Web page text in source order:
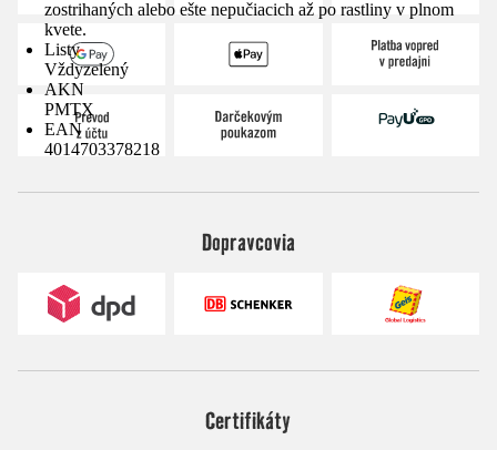
zostrihaných alebo ešte nepučiacich až po rastliny v plnom
kvete.
Listy
Vždyzelený
AKN
PMTX
EAN
4014703378218
Dopravcovia
Certifikáty